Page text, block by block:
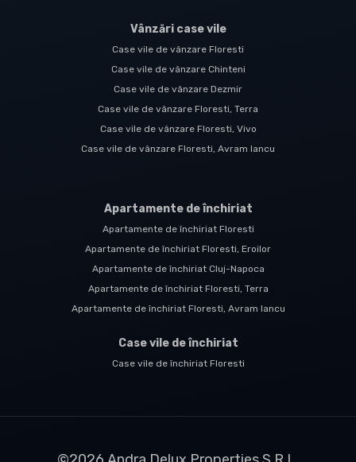
Vânzări case vile
Case vile de vânzare Floresti
Case vile de vânzare Chinteni
Case vile de vânzare Dezmir
Case vile de vânzare Floresti, Terra
Case vile de vânzare Floresti, Vivo
Case vile de vânzare Floresti, Avram Iancu
Apartamente de închiriat
Apartamente de închiriat Floresti
Apartamente de închiriat Floresti, Eroilor
Apartamente de închiriat Cluj-Napoca
Apartamente de închiriat Floresti, Terra
Apartamente de închiriat Floresti, Avram Iancu
Case vile de închiriat
Case vile de închiriat Floresti